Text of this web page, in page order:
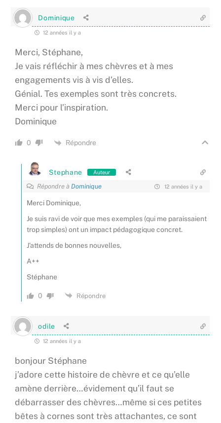
Dominique
12 années il y a
Merci, Stéphane,
Je vais réfléchir à mes chèvres et à mes
engagements vis à vis d’elles.
Génial. Tes exemples sont très concrets.
Merci pour l’inspiration.
Dominique
0 Répondre
Stephane Auteur
Répondre àDominique 12 années il y a
Merci Dominique,
Je suis ravi de voir que mes exemples (qui me paraissaient
trop simples) ont un impact pédagogique concret.
J’attends de bonnes nouvelles,
A++
Stéphane
0 Répondre
odile
12 années il y a
bonjour Stéphane
j’adore cette histoire de chèvre et ce qu’elle
amène derrière…évidement qu’il faut se
débarrasser des chèvres…même si ces petites
bêtes à cornes sont très attachantes, ce sont